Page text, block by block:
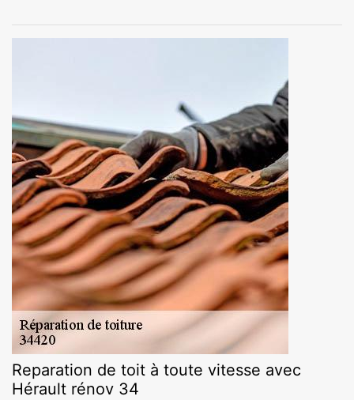
Reparation de toit à toute vitesse avec
Hérault rénov 34